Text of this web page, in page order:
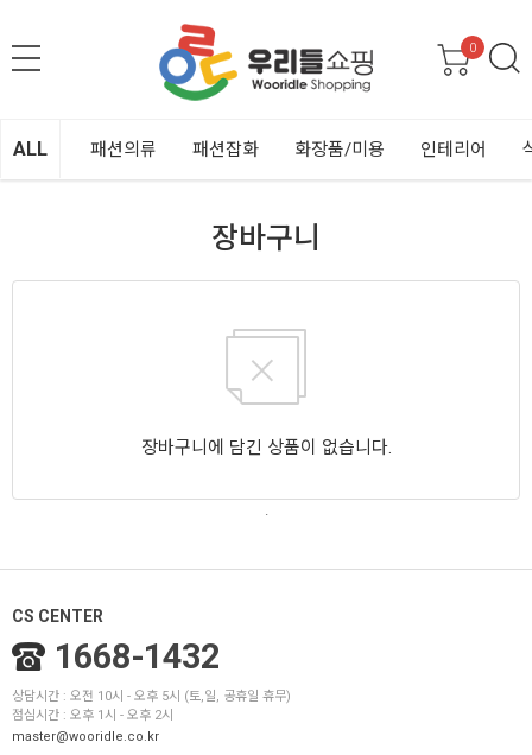
0
ALL 패션의류 패션잡화 화장품/미용 인테리어
장바구니
장바구니에 담긴 상품이 없습니다.
.
CS CENTER
1668-1432
상담시간 : 오전 10시 - 오후 5시 (토,일, 공휴일 휴무)
점심시간 : 오후 1시 - 오후 2시
master@wooridle.co.kr